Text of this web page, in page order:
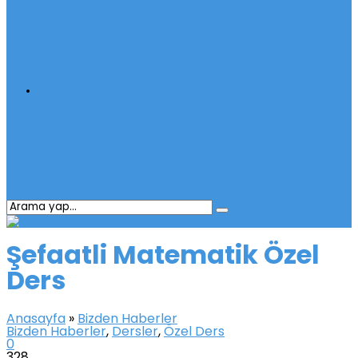
Şefaatli Matematik Özel
Ders
Anasayfa » Bizden Haberler
Bizden Haberler, Dersler, Özel Ders
0